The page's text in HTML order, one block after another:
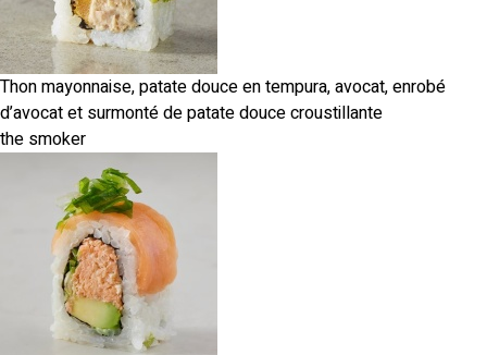
Thon mayonnaise, patate douce en tempura, avocat, enrobé
d’avocat et surmonté de patate douce croustillante
the smoker